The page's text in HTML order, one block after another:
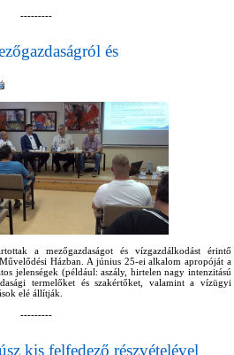
---------
és
a mezőgazdaságot és vízgazdálkodást érintő
Házban. A június 25-ei alkalom apropóját a
jelenségek (például: aszály, hirtelen nagy intenzitású
termelőket és szakértőket, valamint a vízügyi
elé állítják.
---------
kis felfedező részvételével